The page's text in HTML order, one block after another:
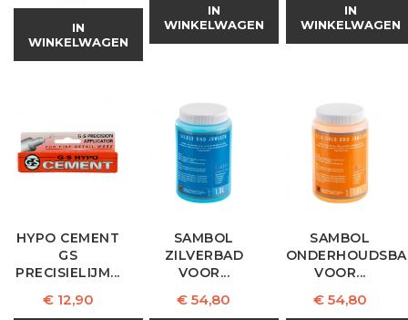
IN
WINKELWAGEN
IN
WINKELWAGEN
IN
WINKELWAGEN
HYPO CEMENT
GS
PRECISIELIJM...
Prijs
€ 12,90
SAMBOL
ZILVERBAD
VOOR...
Prijs
€ 54,80
SAMBOL
VOOR...
Prijs
€ 54,80